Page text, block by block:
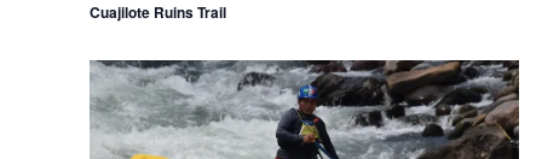
t
a
Cuajilote Ruins Trail